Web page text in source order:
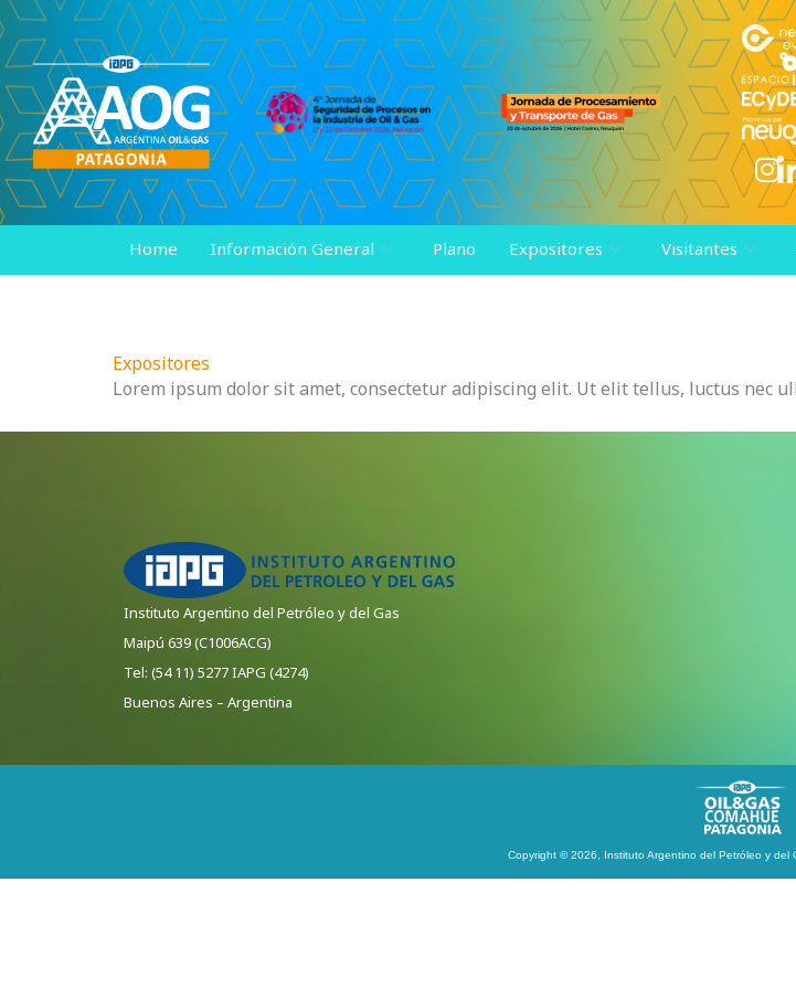
Ir
al
contenido
Home Información General Plano Expositores Visitantes
Expositores
Lorem ipsum dolor sit amet, consectetur adipiscing elit. Ut elit tellus, luctus nec
Instituto Argentino del Petróleo y del Gas
Maipú 639 (C1006ACG)
Tel: (54 11) 5277 IAPG (4274)
Buenos Aires – Argentina
Copyright © 2026, Instituto Argentino del Petróleo y del